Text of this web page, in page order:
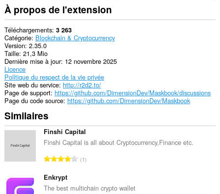
Cette
extension
peut
accéder
à
vos
onglets
et
vos
activités
de
navigation.
À propos de l'extension
Téléchargements 3 263
Catégorie Blockchain & Cryptocurrency
Version 2.35.0
Taille 21,3 Mio
Dernière mise à jour 12 novembre 2025
Licence
Politique du respect de la vie privée
Site web du service http://r2d2.to/
Page de support https://github.com/DimensionDev/Maskbook/discussions
Page du code source https://github.com/DimensionDev/Maskbook
Similaires
Finshi Capital
Finshi Capital is all about Cryptocurrency,Finance etc.
N
b
1
Enkrypt
The best multichain crypto wallet